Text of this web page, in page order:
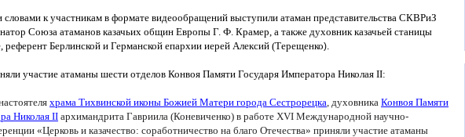
к участникам в формате видеообращений выступили атаман представительства СКВРиЗ
Союза атаманов казачьих общин Европы Г. Ф. Крамер, а также духовник казачьей станицы
референт Берлинской и Германской епархии иерей Алексий (Терещенко).
участие атаманы шести отделов Конвоя Памяти Государя Императора Николая II:
храма Тихвинской иконы Божией Матери города Сестрорецка, духовника Конвоя Памяти
Николая II архимандрита Гавриила (Коневиченко) в работе XVI Международной научно-
«Церковь и казачество: соработничество на благо Отечества» приняли участие атаманы